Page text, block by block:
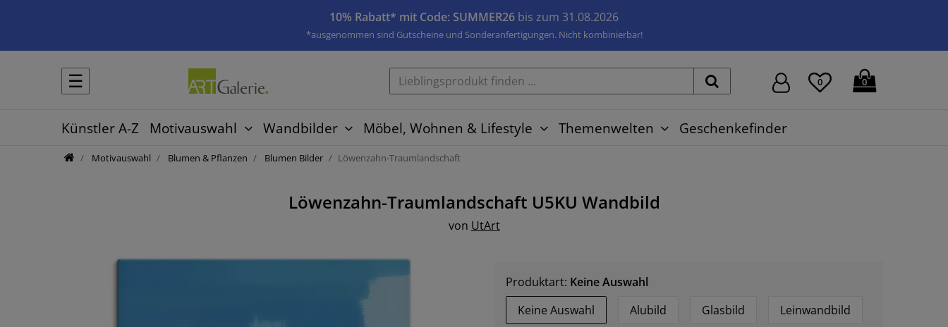
10% Rabatt* mit Code: SUMMER26 bis zum 31.08.2026
*ausgenommen sind Gutscheine und Sonderanfertigungen. Nicht kombinierbar!
☰ 0 0
Künstler A-Z Motivauswahl Wandbilder Möbel, Wohnen & Lifestyle Themenwelten Geschenkefinder
Motivauswahl Blumen & Pflanzen Blumen Bilder Löwenzahn-Traumlandschaft
Löwenzahn-Traumlandschaft U5KU Wandbild
von UtArt
Produktart: Keine Auswahl
Keine Auswahl
Alubild Glasbild Leinwandbild